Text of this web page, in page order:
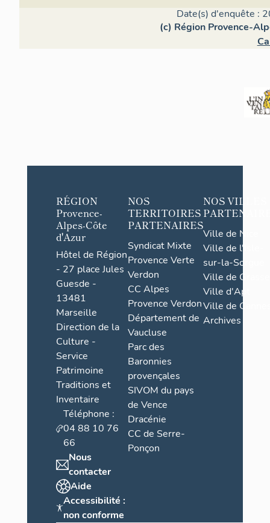
Date(s) d'enquête :
(c) Région Provence-
RÉGION
Provence-
Alpes-Côte
d'Azur
Hôtel de Région
- 27 place Jules
Guesde -
13481
Marseille
Direction de la
Culture -
Service
Patrimoine
Traditions et
Inventaire
Téléphone :
04 88 10 76
66
Nous
contacter
Aide
Accessibilité :
non conforme
NOS
TERRITOIRES
PARTENAIRES
Syndicat Mixte
Provence Verte
Verdon
CC Alpes
Provence Verdon
Département de
Vaucluse
Parc des
Baronnies
provençales
SIVOM du pays
de Vence
Dracénie
CC de Serre-
Ponçon
NOS VILLES
Ville de Nice
Ville de l'Isle-
sur-la-Sorgue
Ville de Grasse
Ville d'Apt
Ville de
Archives